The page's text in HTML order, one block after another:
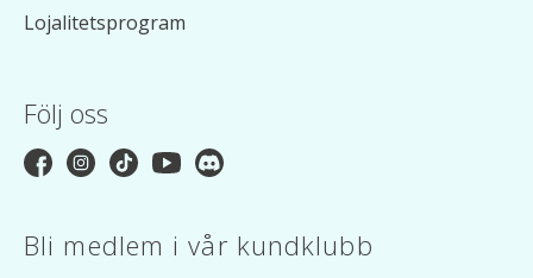
Lojalitetsprogram
Följ oss
Bli medlem i vår kundklubb